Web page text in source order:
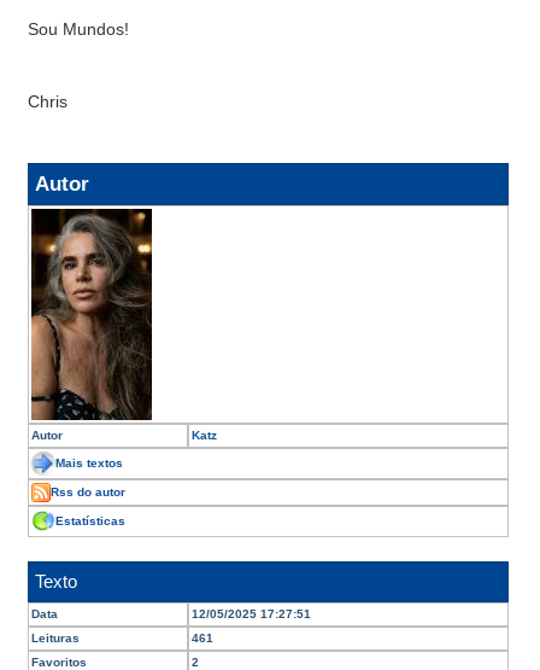
Sou Mundos!
Chris
Autor
Autor Katz
Mais textos
Rss do autor
Estatísticas
Texto
Data
12/05/2025 17:27:51
Leituras
461
Favoritos
2